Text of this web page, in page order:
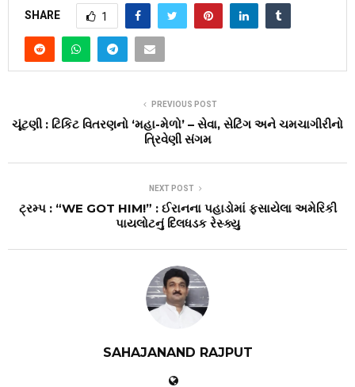
SHARE 1
PREVIOUS POST
ચૂંટણી : ટિકિટ વિતરણનો ‘મહા-મેળો’ – સેવા, સેટિંગ અને ચમચાગીરીનો
ત્રિવેણી સંગમ
NEXT POST
ટ્રમ્પ : “WE GOT HIM!” : ઈરાનના પહાડોમાં ફસાયેલા અમેરિકી
પાયલોટનું દિલધડક રેસ્ક્યુ
SAHAJANAND RAJPUT